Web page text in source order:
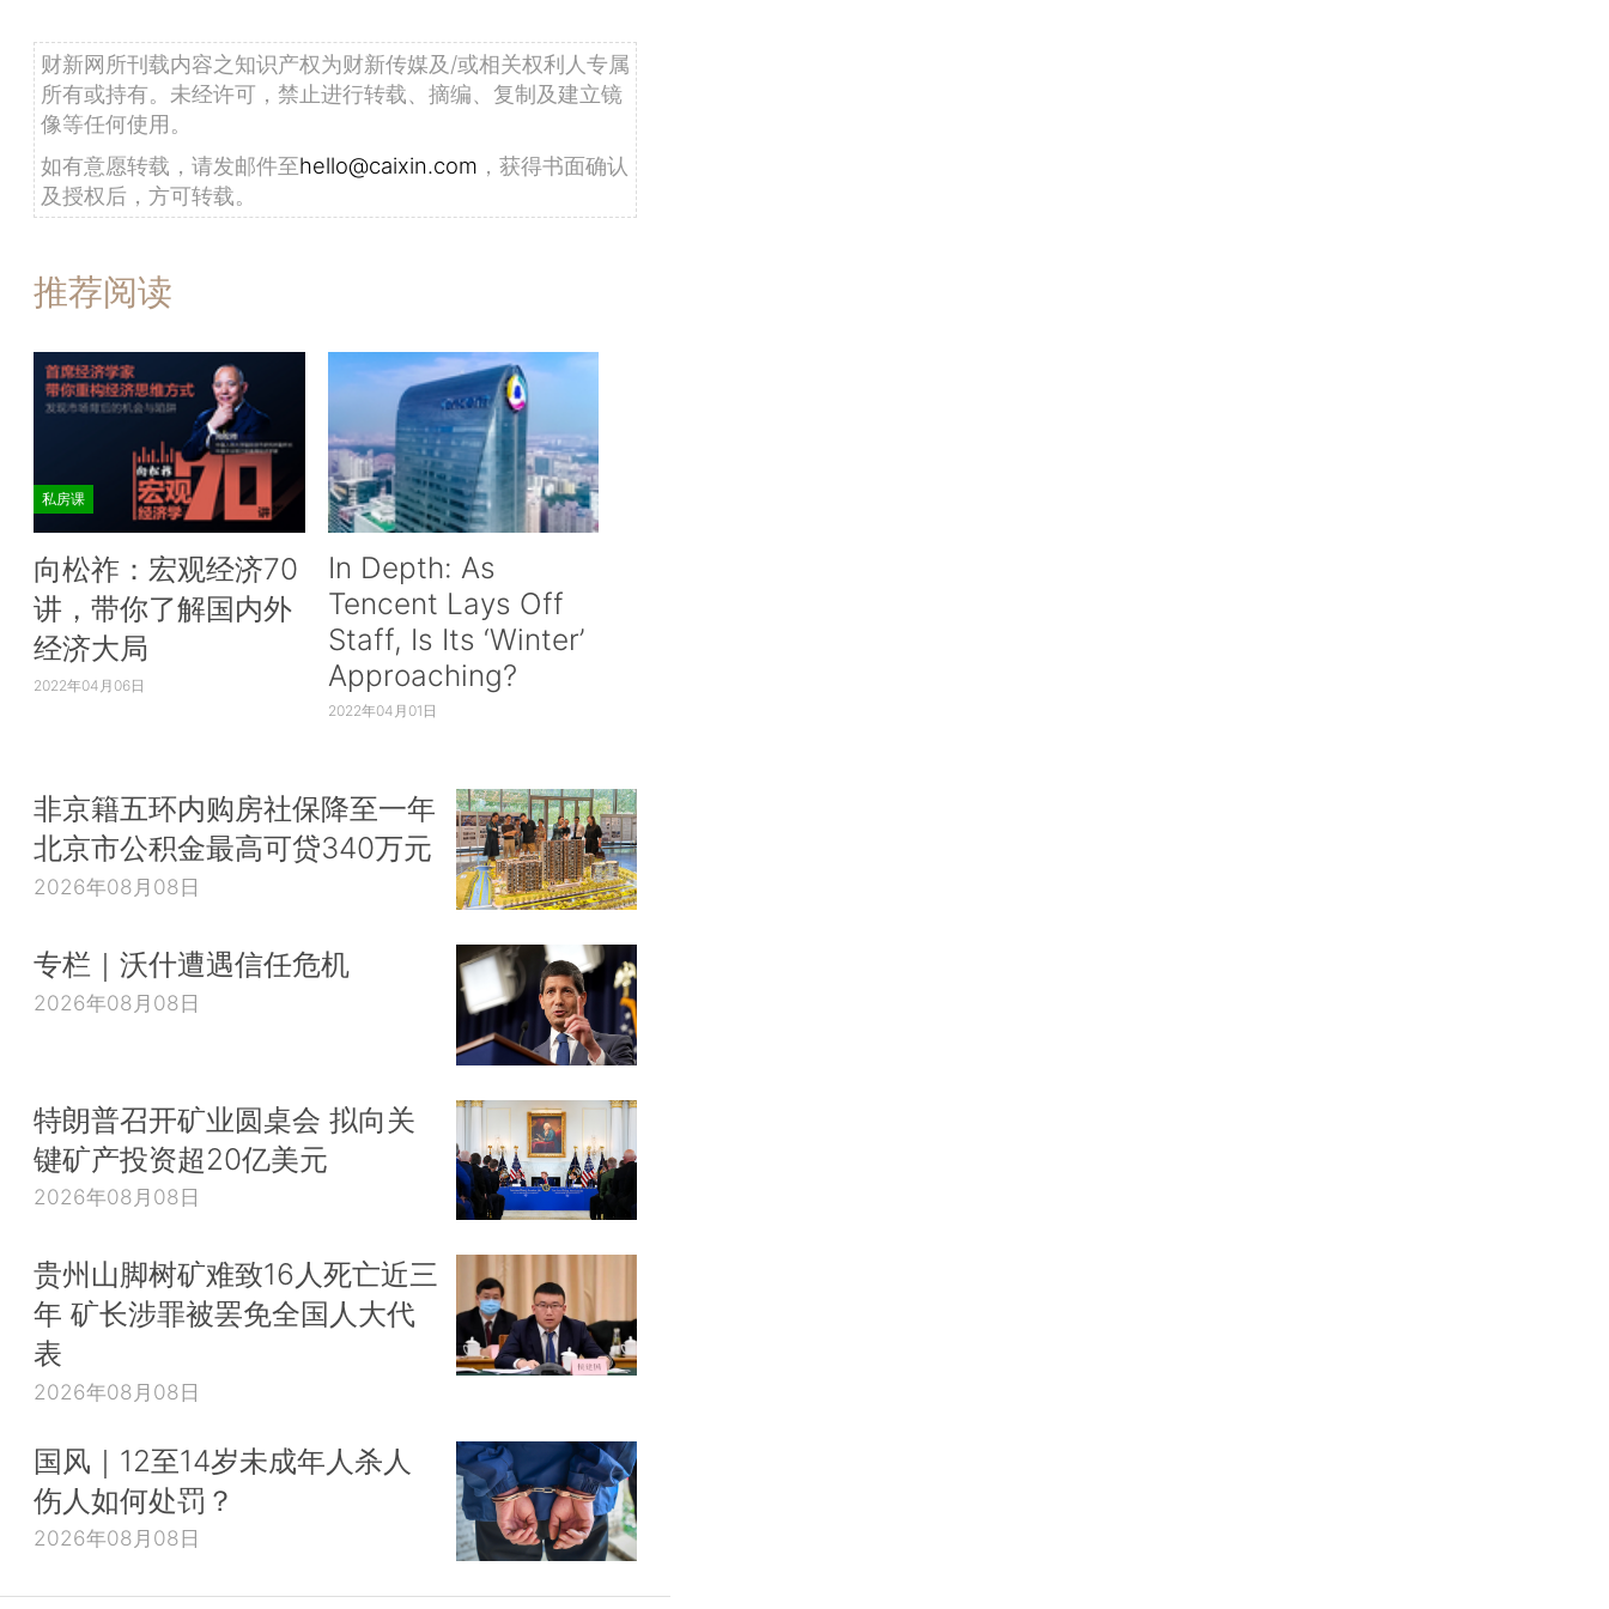
财新网所刊载内容之知识产权为财新传媒及/或相关权利人专属
所有或持有。未经许可，禁止进行转载、摘编、复制及建立镜
像等任何使用。
如有意愿转载，请发邮件至hello@caixin.com ，获得书面确认
及授权后，方可转载。
推荐阅读
私房课
向松祚：宏观经济70
讲，带你了解国内外
经济大局
2022年04月06日
In Depth: As
Tencent Lays Off
Staff, Is Its ‘Winter’
Approaching?
2022年04月01日
非京籍五环内购房社保降至一年
北京市公积金最高可贷340万元
2026年08月08日
专栏｜沃什遭遇信任危机
2026年08月08日
特朗普召开矿业圆桌会 拟向关
键矿产投资超20亿美元
2026年08月08日
贵州山脚树矿难致16人死亡近三
年 矿长涉罪被罢免全国人大代
表
2026年08月08日
国风｜12至14岁未成年人杀人
伤人如何处罚？
2026年08月08日